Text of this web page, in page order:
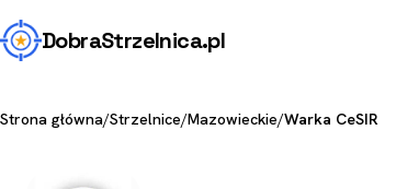
DobraStrzelnica.pl
Strona główna/Strzelnice/Mazowieckie/Warka CeSIR